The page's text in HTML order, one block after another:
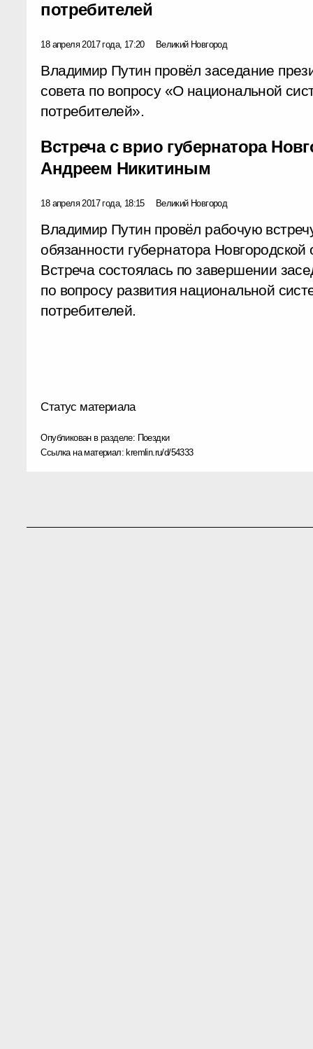
потребителей
18 апреля 2017 года, 17:20 Великий Новгород
Владимир Путин провёл заседание
совета по вопросу «О национальной
потребителей».
Встреча с врио губернатора
Андреем Никитиным
18 апреля 2017 года, 18:15 Великий Новгород
Владимир Путин провёл рабочую
обязанности губернатора
Встреча состоялась по завершении
по вопросу развития национальной
потребителей.
Статус материала
Опубликован в разделе: Поездки
Ссылка на материал: kremlin.ru/d/54333